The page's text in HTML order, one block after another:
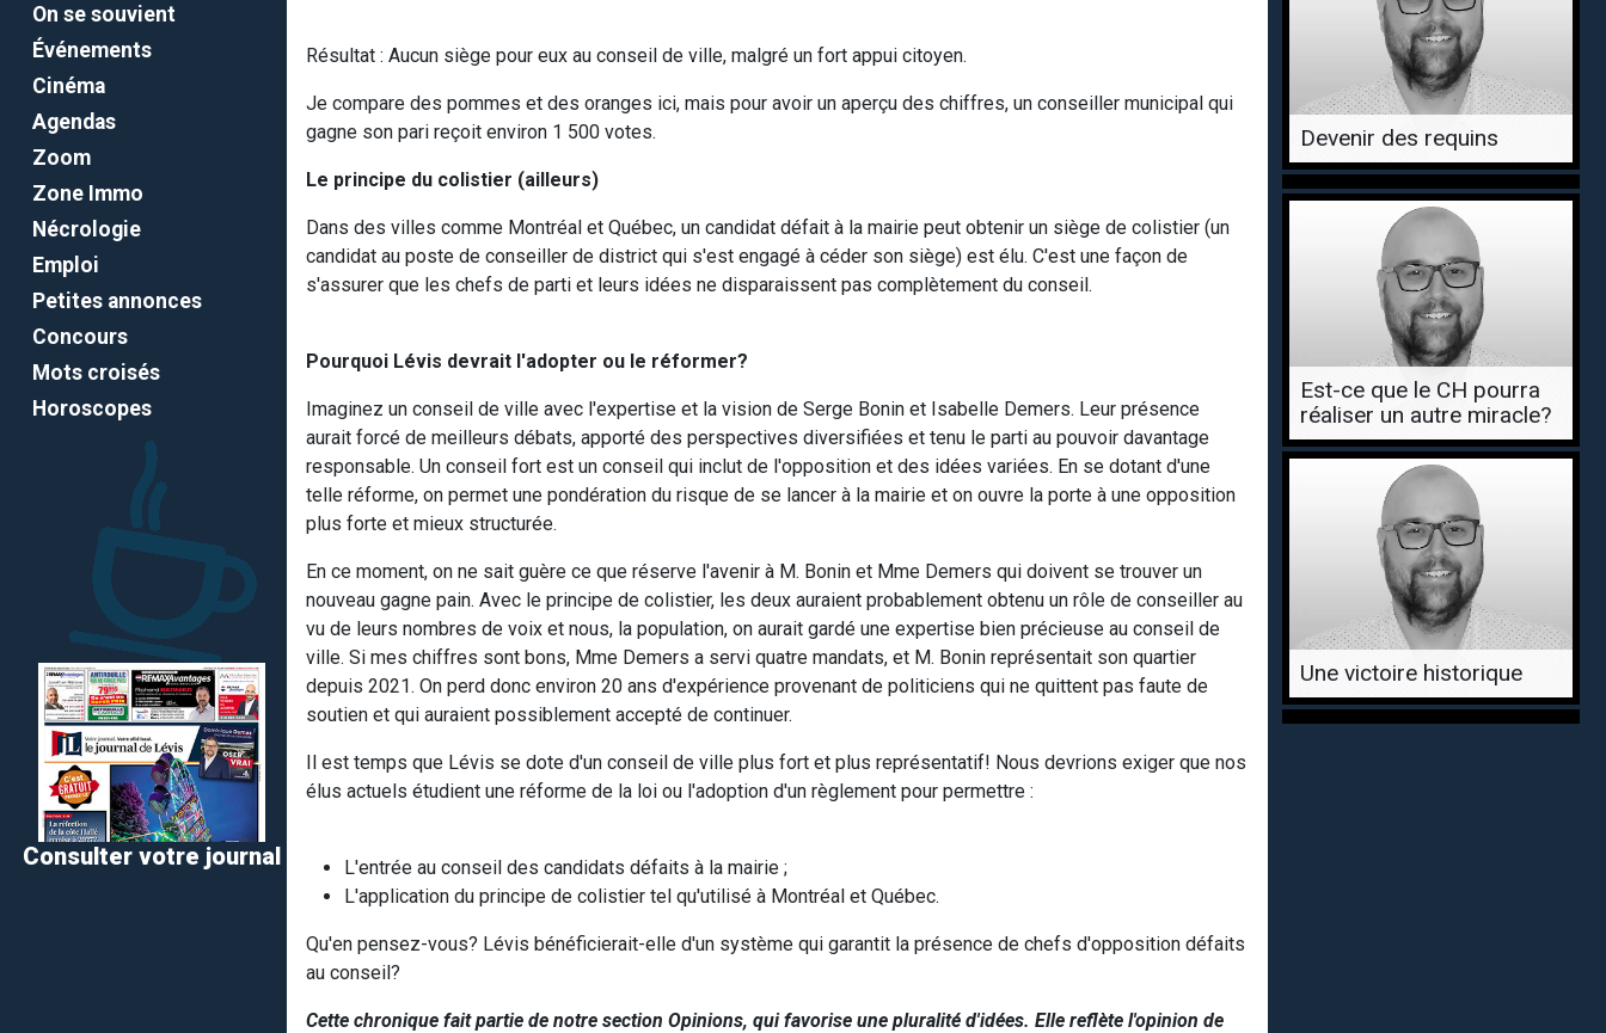
On se souvient
Événements
Cinéma
Agendas
Zoom
Zone Immo
Nécrologie
Emploi
Petites annonces
Concours
Mots croisés
Horoscopes
Consulter votre journal
Résultat : Aucun siège pour eux au conseil de ville, malgré un fort appui citoyen.
Je compare des pommes et des oranges ici, mais pour avoir un aperçu des chiffres, un conseiller municipal qui
gagne son pari reçoit environ 1 500 votes.
Le principe du colistier (ailleurs)
Dans des villes comme Montréal et Québec, un candidat défait à la mairie peut obtenir un siège de colistier (un
candidat au poste de conseiller de district qui s'est engagé à céder son siège) est élu. C'est une façon de
s'assurer que les chefs de parti et leurs idées ne disparaissent pas complètement du conseil.
Pourquoi Lévis devrait l'adopter ou le réformer?
Imaginez un conseil de ville avec l'expertise et la vision de Serge Bonin et Isabelle Demers. Leur présence
aurait forcé de meilleurs débats, apporté des perspectives diversifiées et tenu le parti au pouvoir davantage
responsable. Un conseil fort est un conseil qui inclut de l'opposition et des idées variées. En se dotant d'une
telle réforme, on permet une pondération du risque de se lancer à la mairie et on ouvre la porte à une opposition
plus forte et mieux structurée.
En ce moment, on ne sait guère ce que réserve l'avenir à M. Bonin et Mme Demers qui doivent se trouver un
nouveau gagne pain. Avec le principe de colistier, les deux auraient probablement obtenu un rôle de conseiller au
vu de leurs nombres de voix et nous, la population, on aurait gardé une expertise bien précieuse au conseil de
ville. Si mes chiffres sont bons, Mme Demers a servi quatre mandats, et M. Bonin représentait son quartier
depuis 2021. On perd donc environ 20 ans d'expérience provenant de politiciens qui ne quittent pas faute de
soutien et qui auraient possiblement accepté de continuer.
Il est temps que Lévis se dote d'un conseil de ville plus fort et plus représentatif! Nous devrions exiger que nos
élus actuels étudient une réforme de la loi ou l'adoption d'un règlement pour permettre :
L'entrée au conseil des candidats défaits à la mairie ;
L'application du principe de colistier tel qu'utilisé à Montréal et Québec.
Qu'en pensez-vous? Lévis bénéficierait-elle d'un système qui garantit la présence de chefs d'opposition défaits
au conseil?
Cette chronique fait partie de notre section Opinions, qui favorise une pluralité d'idées. Elle reflète l'opinion de
Devenir des requins
Est-ce que le CH pourra
réaliser un autre miracle?
Une victoire historique